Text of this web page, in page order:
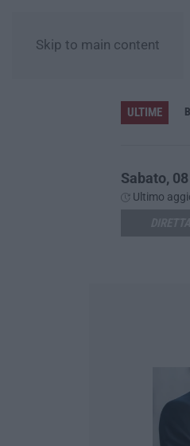
Skip to main content
ULTIME
Sabato,
Ultimo